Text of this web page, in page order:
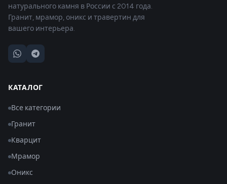
натурального камня в России с 2014 года.
Гранит, мрамор, оникс и травертин для
вашего интерьера.
КАТАЛОГ
Все категории
Гранит
Кварцит
Мрамор
Оникс